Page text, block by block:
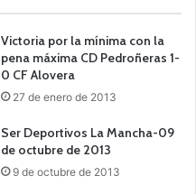
Victoria por la mínima con la
pena máxima CD Pedroñeras 1-
0 CF Alovera
27 de enero de 2013
Ser Deportivos La Mancha-09
de octubre de 2013
9 de octubre de 2013